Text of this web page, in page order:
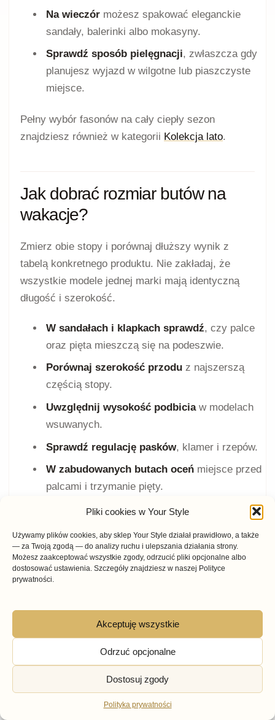
Pliki cookies w Your Style
Używamy plików cookies, aby sklep Your Style działał prawidłowo, a także
— za Twoją zgodą — do analizy ruchu i ulepszania działania strony.
Możesz zaakceptować wszystkie zgody, odrzucić pliki opcjonalne albo
dostosować ustawienia. Szczegóły znajdziesz w naszej Polityce
prywatności.
Akceptuję wszystkie
Odrzuć opcjonalne
Dostosuj zgody
Polityka prywatności
Na wieczór możesz spakować eleganckie
sandały, balerinki albo mokasyny.
Sprawdź sposób pielęgnacji, zwłaszcza gdy
planujesz wyjazd w wilgotne lub piaszczyste
miejsce.
Pełny wybór fasonów na cały ciepły sezon
znajdziesz również w kategorii Kolekcja lato.
Jak dobrać rozmiar butów na
wakacje?
Zmierz obie stopy i porównaj dłuższy wynik z
tabelą konkretnego produktu. Nie zakładaj, że
wszystkie modele jednej marki mają identyczną
długość i szerokość.
W sandałach i klapkach sprawdź, czy palce
oraz pięta mieszczą się na podeszwie.
Porównaj szerokość przodu z najszerszą
częścią stopy.
Uwzględnij wysokość podbiciaw modelach
wsuwanych.
Sprawdź regulację pasków, klamer i rzepów.
W zabudowanych butach oceń miejsce przed
palcami i trzymanie pięty.
Przy koturnie lub obcasie sprawdź
, czy stopa
Co sprawdzić przed zakupem?
potrzebujesz butów. Następnie wybierz stopień
zabudowania, materiał, rodzaj podeszwy, sposób
zapinania i kolor.
Nie kieruj się wyłącznie określeniami wakacyjne,